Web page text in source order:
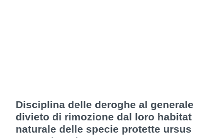
Disciplina delle deroghe al generale
divieto di rimozione dal loro habitat
naturale delle specie protette ursus